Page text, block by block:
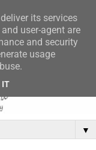
▼
its services
user-agent are
and security
usage
IT